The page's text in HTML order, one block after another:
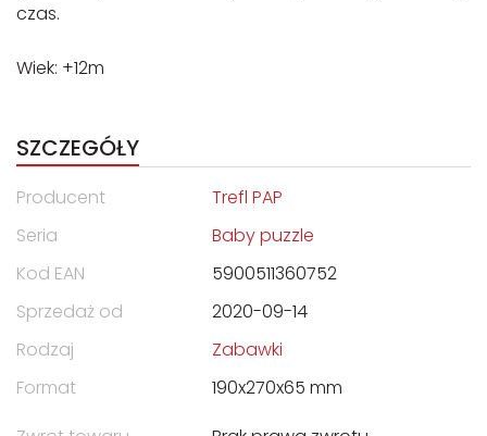
czas.
Wiek: +12m
SZCZEGÓŁY
Producent
Trefl PAP
Seria
Baby puzzle
Kod EAN
5900511360752
Sprzedaż od
2020-09-14
Rodzaj
Zabawki
Format
190x270x65 mm